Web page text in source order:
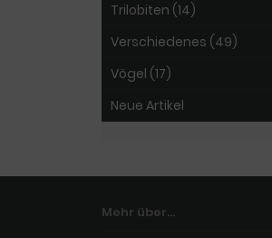
Trilobiten (14)
Verschiedenes (49)
Vögel (17)
Neue Artikel
Mehr über...